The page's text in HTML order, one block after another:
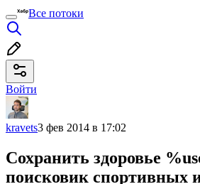
Все потоки
Войти
kravets3 фев 2014 в 17:02
Сохранить здоровье
поисковик спортивных